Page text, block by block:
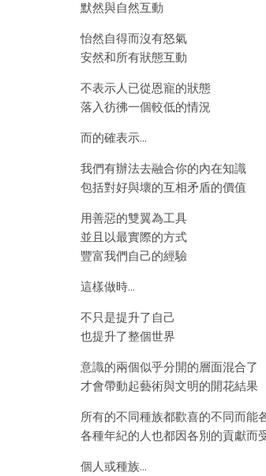
默然與自然互動
怡然自得而沒有怒氣
安然和所有狀態互動
不表示人已從恩寵的狀態
落入彷彿一個較低的情況
而的確表示…
我們有辦法去融合你的內在知識
包括對好與壞的互相矛盾的價值
用善惡的雙翼為工具
並且以最實際的方式
豐富我們自己的經驗
這樣做時…
不只是提升了自己
也提升了整個世界
意識的兩個似乎分開的層面混合了
才會帶動起藝術與文明的開花結果
所有的不同種族都歡喜的不同而能
各種年紀的人也都因各別的貢獻而
個人或種族…